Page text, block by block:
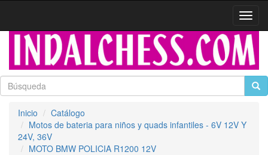
Inicio
Catálogo
Motos de bateria para niños y quads infantiles - 6V 12V Y
24V, 36V
MOTO BMW POLICIA R1200 12V